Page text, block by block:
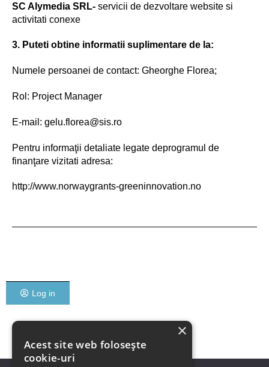
SC Alymedia SRL- servicii de dezvoltare website si
activitati conexe
3. Puteti obtine informatii suplimentare de la:
Numele persoanei de contact: Gheorghe Florea;
Rol: Project Manager
E-mail: gelu.florea@sis.ro
Pentru informaţii detaliate legate deprogramul de
finanţare vizitati adresa:
http://www.norwaygrants-greeninnovation.no
Log in
×
Acest site web folosește
cookie-uri